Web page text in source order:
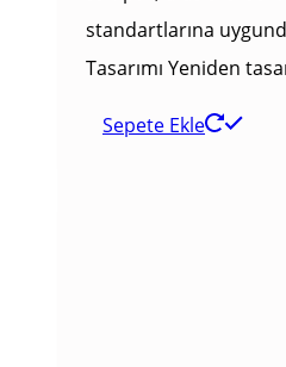
standartlarına
Tasarımı Yeniden
Sepete Ekle